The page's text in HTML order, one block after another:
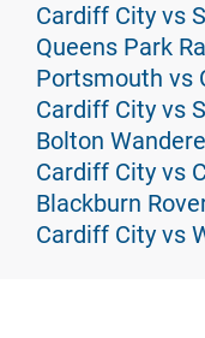
Cardiff City vs
Queens Park
Portsmouth vs
Cardiff City vs
Bolton
Cardiff City vs
Blackburn
Cardiff City vs